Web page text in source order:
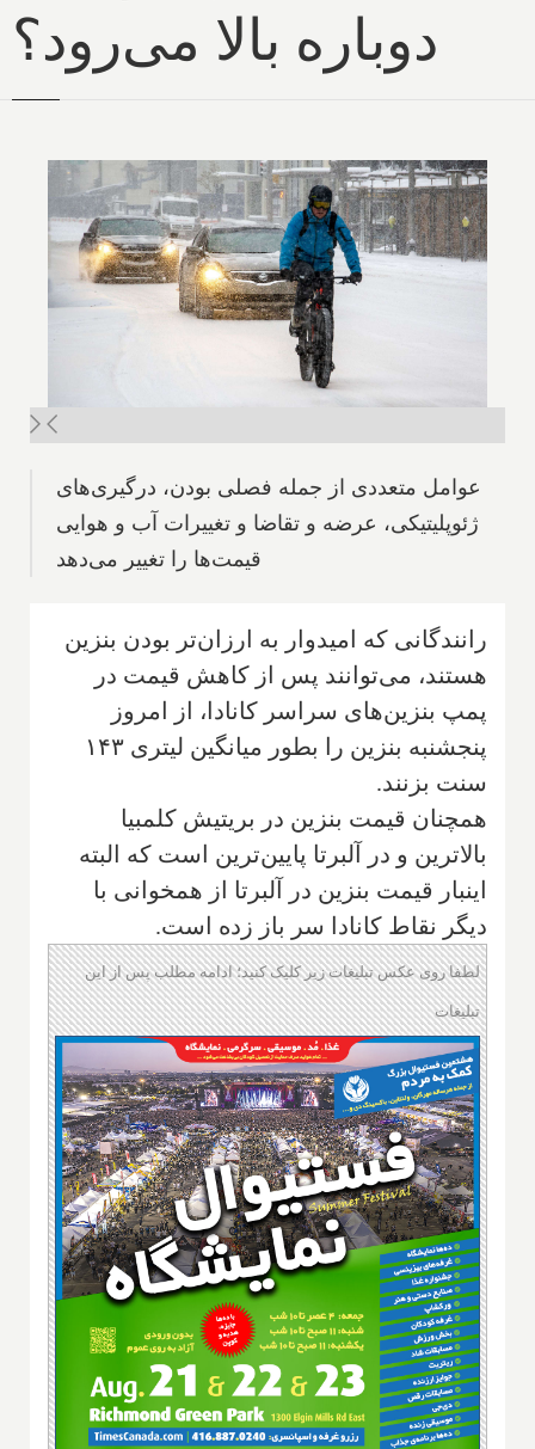
دوباره بالا می‌رود؟
عوامل متعددی از جمله فصلی بودن، درگیری‌های
ژئوپلیتیکی، عرضه و تقاضا و تغییرات آب و هوایی
قیمت‌ها را تغییر می‌دهد
رانندگانی که امیدوار به ارزان‌تر بودن بنزین
هستند، می‌توانند پس از کاهش قیمت در
پمپ بنزین‌های سراسر کانادا، از امروز
پنجشنبه بنزین را بطور میانگین لیتری ۱۴۳
سنت بزنند.
همچنان قیمت بنزین در بریتیش کلمبیا
بالاترین و در آلبرتا پایین‌ترین است که البته
اینبار قیمت بنزین در آلبرتا از همخوانی با
دیگر نقاط کانادا سر باز زده است.
لطفا روی عکس تبلیغات زیر کلیک کنید؛ ادامه مطلب پس از این
تبلیغات